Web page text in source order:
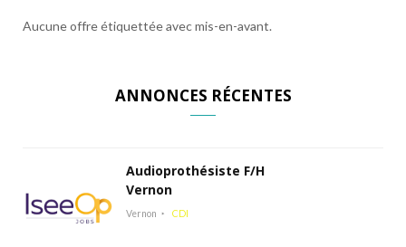
Aucune offre étiquettée avec mis-en-avant.
ANNONCES RÉCENTES
Audioprothésiste F/H
Vernon
Vernon CDI